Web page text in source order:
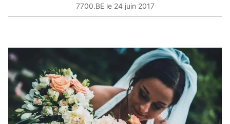
7700.BE le 24 juin 2017